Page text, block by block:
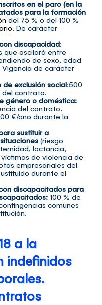
en el paro (en la
para la formación
del 75 % o del 100 %
. De carácter
discapacidad:
que oscilará entre
de sexo, edad
de carácter
exclusión social:500
contrato.
género o doméstica:
del contrato.
€/año durante la
sustituir a
(riesgo
lactancia,
de violencia de
empresariales del
durante el
discapacitados para
100 % de
comunes
a la
indefinidos